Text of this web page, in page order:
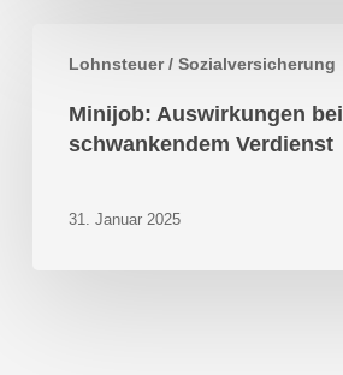
Lohnsteuer / Sozialversicherung
Auswirkungen
schwankendem
Verdienst
Minijob: Auswirkungen bei
schwankendem Verdienst
31. Januar 2025